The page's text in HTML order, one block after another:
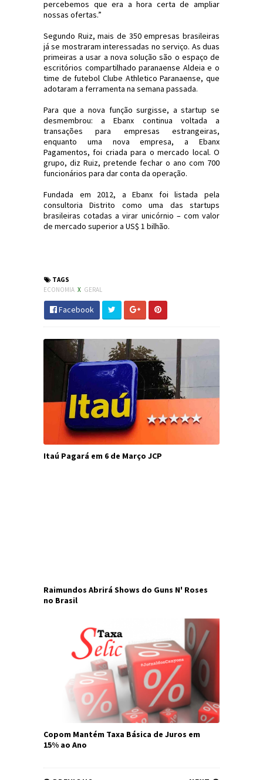
percebemos que era a hora certa de ampliar
nossas ofertas.”
Segundo Ruiz, mais de 350 empresas brasileiras
já se mostraram interessadas no serviço. As duas
primeiras a usar a nova solução são o espaço de
escritórios compartilhado paranaense Aldeia e o
time de futebol Clube Athletico Paranaense, que
adotaram a ferramenta na semana passada.
Para que a nova função surgisse, a startup se
desmembrou: a Ebanx continua voltada a
transações para empresas estrangeiras,
enquanto uma nova empresa, a Ebanx
Pagamentos, foi criada para o mercado local. O
grupo, diz Ruiz, pretende fechar o ano com 700
funcionários para dar conta da operação.
Fundada em 2012, a Ebanx foi listada pela
consultoria Distrito como uma das startups
brasileiras cotadas a virar unicórnio – com valor
de mercado superior a US$ 1 bilhão.
TAGS
ECONOMIA X GERAL
Facebook
Itaú Pagará em 6 de Março JCP
Raimundos Abrirá Shows do Guns N' Roses
no Brasil
Copom Mantém Taxa Básica de Juros em
15% ao Ano